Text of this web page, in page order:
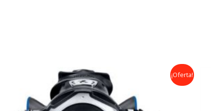
¡Oferta!
era:
799,00€.
precio
actual
es:
640,00€.